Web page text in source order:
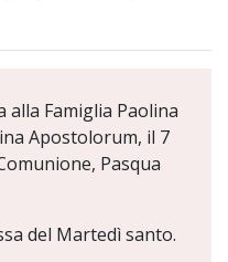
alla Famiglia Paolina
Apostolorum, il 7
Pasqua
del Martedì santo.